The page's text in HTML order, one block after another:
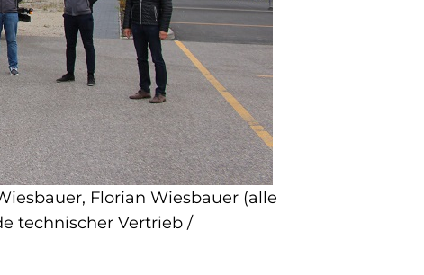
Florian Wiesbauer (alle
technischer Vertrieb /